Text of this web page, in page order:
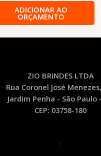
ADICIONAR AO
ORÇAMENTO
ZIO BRINDES LTDA
Rua Coronel José
Jardim Penha - São Paulo
CEP: 03758-180
.